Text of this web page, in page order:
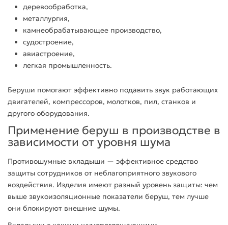
деревообработка,
металлургия,
камнеобрабатывающее производство,
судостроение,
авиастроение,
легкая промышленность.
Беруши помогают эффективно подавить звук работающих
двигателей, компрессоров, молотков, пил, станков и
другого оборудования.
Применение беруш в производстве в
зависимости от уровня шума
Противошумные вкладыши — эффективное средство
защиты сотрудников от неблагоприятного звукового
воздействия. Изделия имеют разный уровень защиты: чем
выше звукоизоляционные показатели беруш, тем лучше
они блокируют внешние шумы.